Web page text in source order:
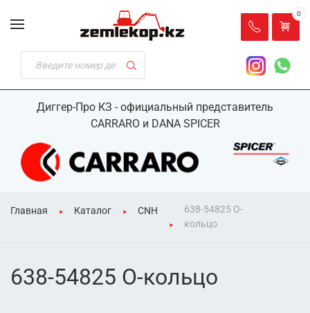
Диггер-Про КЗ - официальный представитель
CARRARO и DANA SPICER
0
Главная Каталог CNH
638-54825 О-
кольцо
638-54825 О-кольцо